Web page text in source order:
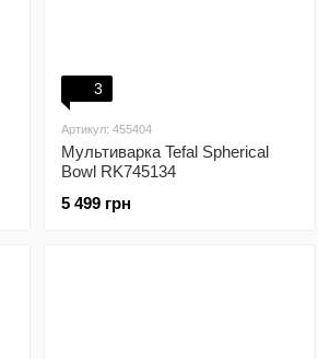
3
Артикул: 455404
Мультиварка Tefal Spherical
Bowl RK745134
5 499 грн